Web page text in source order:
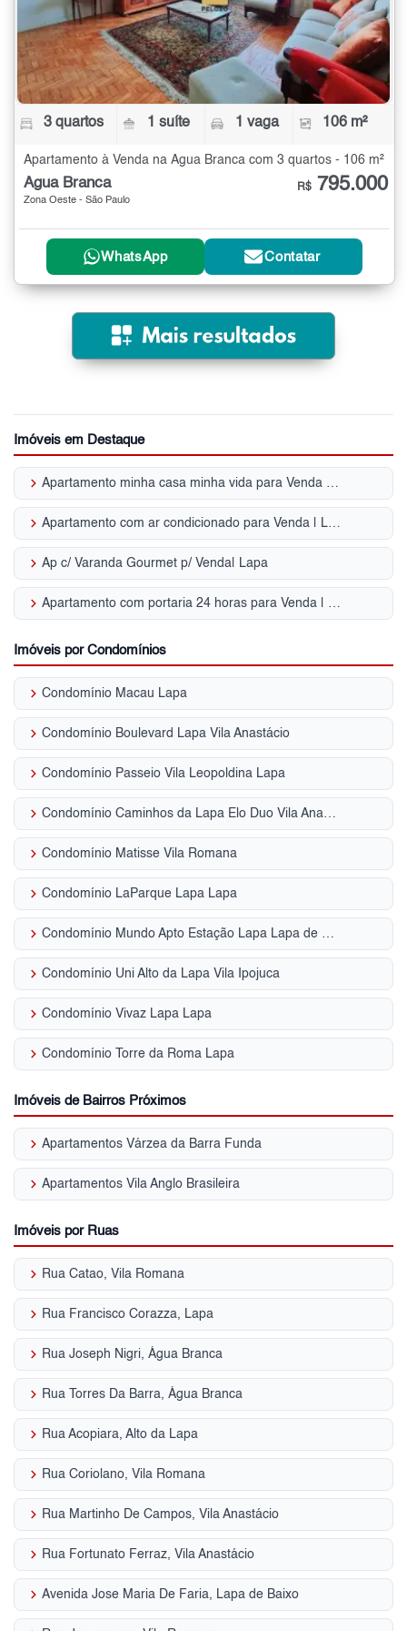
3 quartos 1 suíte 1 vaga 106 m²
Apartamento à Venda na Água Branca com 3 quartos - 106 m²
Água Branca
Zona Oeste - São Paulo
R$ 795.000
WhatsApp Contatar
Imóveis em Destaque
keyboard_arrow_right Apartamento minha casa minha vida para Venda | Lapa
keyboard_arrow_right Apartamento com ar condicionado para Venda | Lapa
keyboard_arrow_right Ap c/ Varanda Gourmet p/ Venda| Lapa
keyboard_arrow_right Apartamento com portaria 24 horas para Venda | Lapa
Imóveis por Condomínios
keyboard_arrow_right Condomínio Macau Lapa
keyboard_arrow_right Condomínio Boulevard Lapa Vila Anastácio
keyboard_arrow_right Condomínio Passeio Vila Leopoldina Lapa
keyboard_arrow_right Condomínio Caminhos da Lapa Elo Duo Vila Anastácio
keyboard_arrow_right Condomínio Matisse Vila Romana
keyboard_arrow_right Condomínio LaParque Lapa Lapa
keyboard_arrow_right Condomínio Mundo Apto Estação Lapa Lapa de Baixo
keyboard_arrow_right Condomínio Uni Alto da Lapa Vila Ipojuca
keyboard_arrow_right Condomínio Vivaz Lapa Lapa
keyboard_arrow_right Condomínio Torre da Roma Lapa
Imóveis de Bairros Próximos
keyboard_arrow_right Apartamentos Várzea da Barra Funda
keyboard_arrow_right Apartamentos Vila Anglo Brasileira
Imóveis por Ruas
keyboard_arrow_right Rua Catao, Vila Romana
keyboard_arrow_right Rua Francisco Corazza, Lapa
keyboard_arrow_right Rua Joseph Nigri, Água Branca
keyboard_arrow_right Rua Torres Da Barra, Água Branca
keyboard_arrow_right Rua Acopiara, Alto da Lapa
keyboard_arrow_right Rua Coriolano, Vila Romana
keyboard_arrow_right Rua Martinho De Campos, Vila Anastácio
keyboard_arrow_right Rua Fortunato Ferraz, Vila Anastácio
keyboard_arrow_right Avenida Jose Maria De Faria, Lapa de Baixo